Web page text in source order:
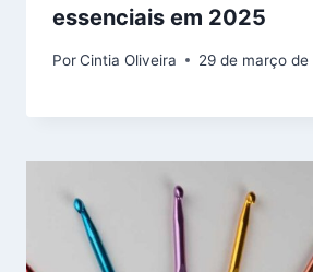
essenciais em 2025
PorCintia Oliveira 29 de março de